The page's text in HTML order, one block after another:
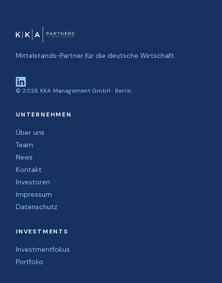
Mittelstands-Partner für die deutsche Wirtschaft.
© 2026 KKA Management GmbH · Berlin
UNTERNEHMEN
Über uns
Team
News
Kontakt
Investoren
Impressum
Datenschutz
INVESTMENTS
Investmentfokus
Portfolio